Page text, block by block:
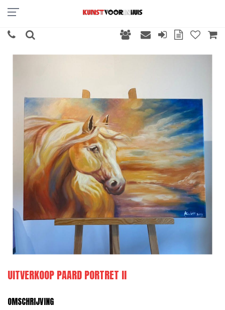
UITVERKOOP PAARD PORTRET II
OMSCHRIJVING